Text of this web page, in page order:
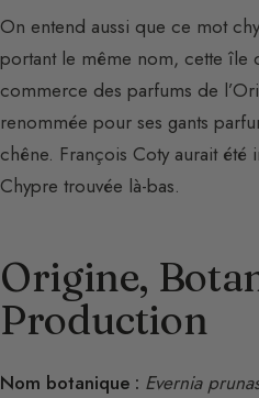
On entend aussi que ce mot
portant le même nom, cette île
commerce des parfums de
renommée pour ses gants
chêne. François Coty aurait été
Chypre trouvée là-bas.
Origine,
Production
Nom botanique : Evernia